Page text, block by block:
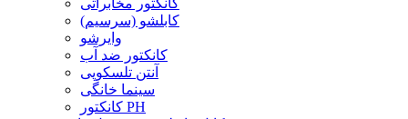
کانکتور مخابراتی
کابلشو (سرسیم)
وایرشو
کانکتور ضد آب
آنتن تلسکوپی
سینما خانگی
کانکتور PH